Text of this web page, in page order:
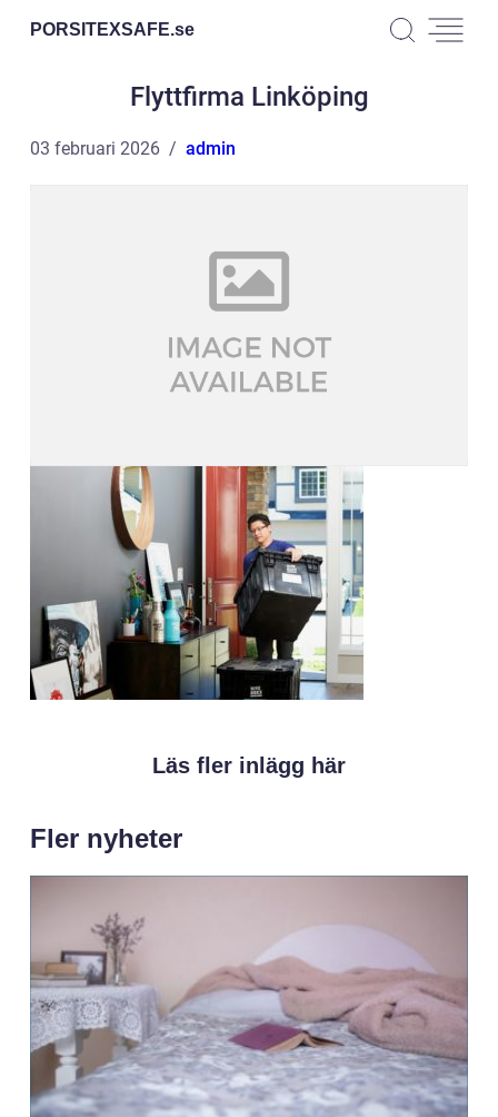
PORSITEXSAFE.se
Flyttfirma Linköping
03 februari 2026 admin
Läs fler inlägg här
Fler nyheter